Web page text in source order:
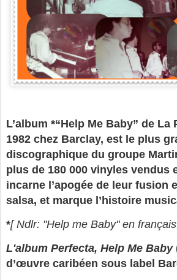
L’album *“Help Me Baby” de
1982 chez Barclay, est le plus
discographique du groupe
plus de 180 000 vinyles vendus
incarne l’apogée de leur fusion
salsa, et marque l’histoire
*[ Ndlr: "Help me Baby" en
L'album Perfecta, Help Me Baby
d’œuvre caribéen sous label